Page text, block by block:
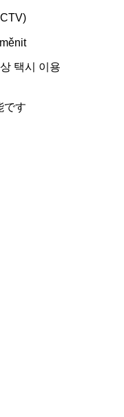
택시 이용
です